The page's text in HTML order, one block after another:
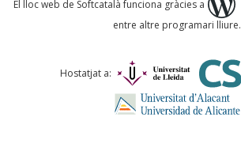
Comentari *
El lloc web de Softcatalà funciona gràcies a
entre altre programari lliure.
Hostatjat a: